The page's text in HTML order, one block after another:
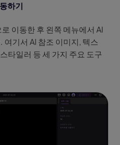
하기
이동한 후 왼쪽 메뉴에서 AI
기서 AI 참조 이미지, 텍스
타일러 등 세 가지 주요 도구